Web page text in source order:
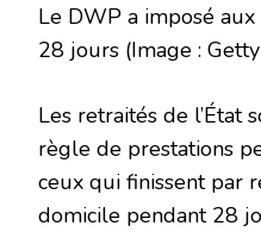
Le DWP a imposé
28 jours (Image :
Les retraités de l’État
règle de prestations
ceux qui finissent par
domicile pendant 28